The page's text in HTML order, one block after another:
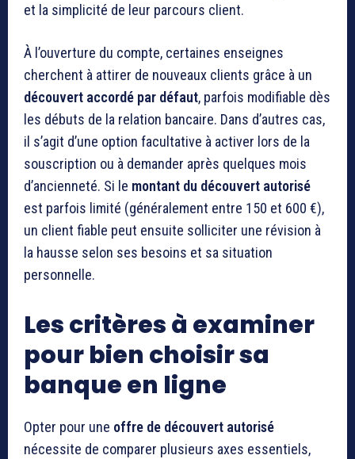
et la simplicité de leur parcours client.
À l’ouverture du compte, certaines enseignes
cherchent à attirer de nouveaux clients grâce à un
découvert accordé par défaut, parfois modifiable dès
les débuts de la relation bancaire. Dans d’autres cas,
il s’agit d’une option facultative à activer lors de la
souscription ou à demander après quelques mois
d’ancienneté. Si le montant du découvert autorisé
est parfois limité (généralement entre 150 et 600 €),
un client fiable peut ensuite solliciter une révision à
la hausse selon ses besoins et sa situation
personnelle.
Les critères à examiner
pour bien choisir sa
banque en ligne
Opter pour une offre de découvert autorisé
nécessite de comparer plusieurs axes essentiels,